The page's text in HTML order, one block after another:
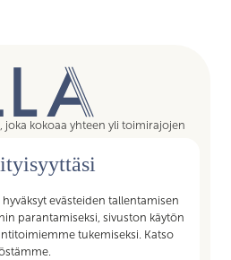
hyväksyt evästeiden tallentamisen
parantamiseksi, sivuston käytön
tukemiseksi. Katso
kokoaa yhteen yli toimirajojen
sujuvan arjen mahdollistajat.
saat Akavan Erityisalojen liiton